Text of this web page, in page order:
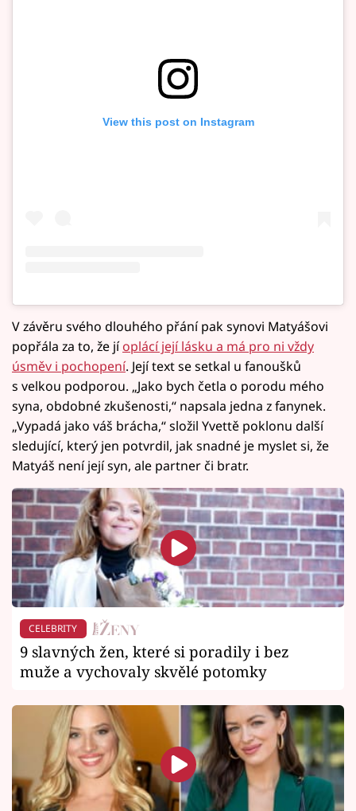
View this post on Instagram
V závěru svého dlouhého přání pak synovi Matyášovi
popřála za to, že jíoplácí její lásku a má pro ni vždy
úsměv i pochopení. Její text se setkal u fanoušků
s velkou podporou. „Jako bych četla o porodu mého
syna, obdobné zkušenosti,“ napsala jedna z fanynek.
„Vypadá jako váš brácha,“ složil Yvettě poklonu další
sledující, který jen potvrdil, jak snadné je myslet si, že
Matyáš není její syn, ale partner či bratr.
CELEBRITY
9 slavných žen, které si poradily i bez
muže a vychovaly skvělé potomky